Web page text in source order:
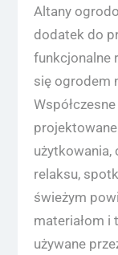
Altany
dodatek do
funkcjonalne
się ogrodem
użytkowania,
relaksu,
świeżym
materiałom i
używane